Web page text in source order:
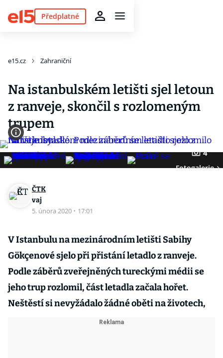
Předplatné
e15.cz Zahraniční
Na istanbulském letišti sjel letoun
z ranveje, skončil s rozlomeným
trupem
4
Fotogalerie
ČTK
vaj
5. února 2020 · 17:01
V Istanbulu na mezinárodním letišti Sabihy
Gökçenové sjelo při přistání letadlo z ranveje.
Podle záběrů zveřejněných tureckými médii se
jeho trup rozlomil, část letadla začala hořet.
Neštěstí si nevyžádalo žádné oběti na životech,